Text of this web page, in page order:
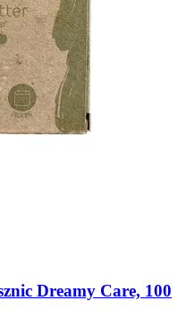
Dreamy Care, 100